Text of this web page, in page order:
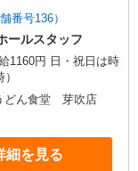
号136）
ールスタッフ
どん食堂 芽吹店
細を見る